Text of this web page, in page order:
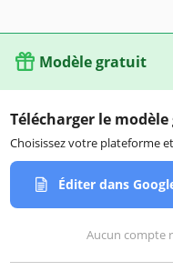
Modèle gratuit
Télécharger le
Choisissez votre plateforme
Éditer dans
Aucun compte